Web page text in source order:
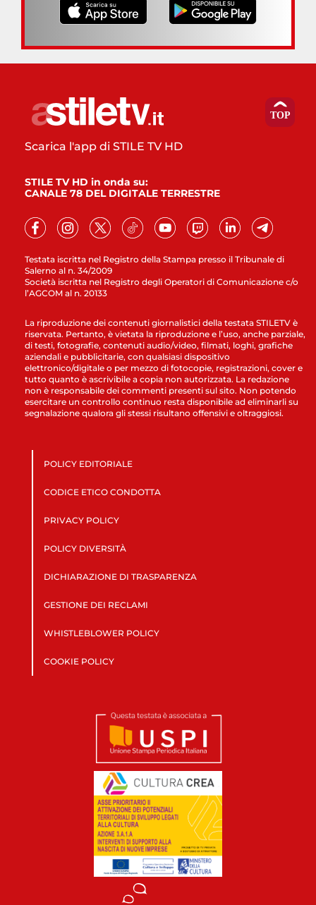
Testata iscritta nel Registro della Stampa presso il Tribunale di
Salerno al n. 34/2009
Società iscritta nel Registro degli Operatori di Comunicazione c/o
l’AGCOM al n. 20133
Scarica l'app di STILE TV HD
STILE TV HD in onda su:
CANALE 78 DEL DIGITALE TERRESTRE
La riproduzione dei contenuti giornalistici della testata STILETV è
riservata. Pertanto, è vietata la riproduzione e l’uso, anche parziale,
di testi, fotografie, contenuti audio/video, filmati, loghi, grafiche
aziendali e pubblicitarie, con qualsiasi dispositivo
elettronico/digitale o per mezzo di fotocopie, registrazioni, cover e
tutto quanto è ascrivibile a copia non autorizzata. La redazione
non è responsabile dei commenti presenti sul sito. Non potendo
esercitare un controllo continuo resta disponibile ad eliminarli su
segnalazione qualora gli stessi risultano offensivi e oltraggiosi.
POLICY EDITORIALE
CODICE ETICO CONDOTTA
PRIVACY POLICY
POLICY DIVERSITÀ
DICHIARAZIONE DI TRASPARENZA
GESTIONE DEI RECLAMI
WHISTLEBLOWER POLICY
COOKIE POLICY